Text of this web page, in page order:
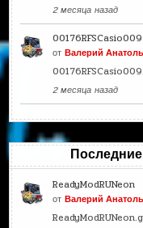
2 месяца назад
00176RFSCasio009
отВалерий
2 месяца назад
ReadyModRUNeon
отВалерий